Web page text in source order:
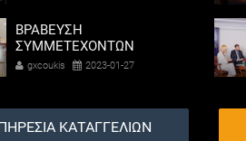
ΒΡΑΒΕΥΣΗ
ΣΥΜΜΕΤΕΧΟΝΤΩΝ
ΣΧΟΛΕΙΩΝ ΣΤΟΝ ΤΟΠΙΚΟ
gxcoukis 2023-01-27
ΚΑΤΑΓΓΕΛΙΩΝ